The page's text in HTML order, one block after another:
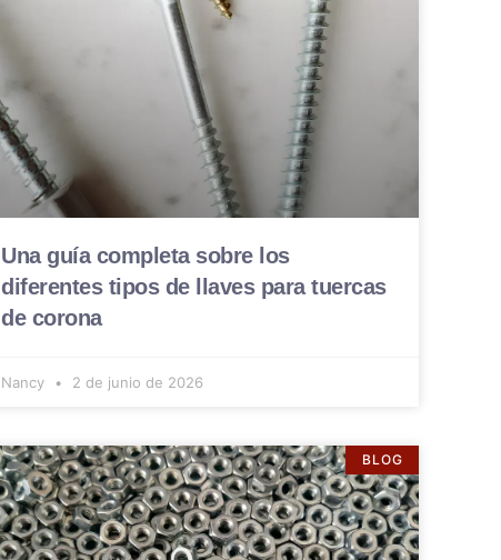
Una guía completa sobre los
diferentes tipos de llaves para tuercas
de corona
Nancy 2 de junio de 2026
BLOG